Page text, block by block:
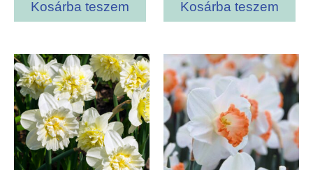
Kosárba teszem Kosárba teszem